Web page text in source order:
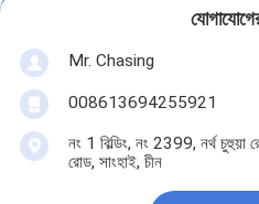
Mr. Chasing
008613694255921
নং 1 বিল্ডিং, নং 2399, নর্থ চুহুয়া
রোড, সাংহাই, চীন